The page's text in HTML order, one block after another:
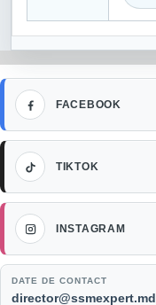
FACEBOOK
Facebook
DATE DE CONTACT
Email:
director@ssmexpert.md
TIKTOK
TikTok
INSTAGRAM
Instagram